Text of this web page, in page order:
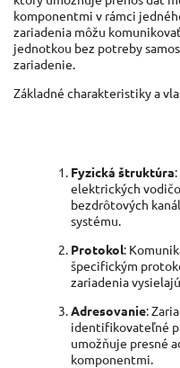
komponentmi v rámci
zariadenia môžu
jednotkou bez potreby
zariadenie.
Základné charakteristiky a
Fyzická štruktúra
elektrických
bezdrôtových
systému.
Protokol:
špecifickým
zariadenia
Adresovanie:
identifikovateľné
umožňuje presné
komponentmi.